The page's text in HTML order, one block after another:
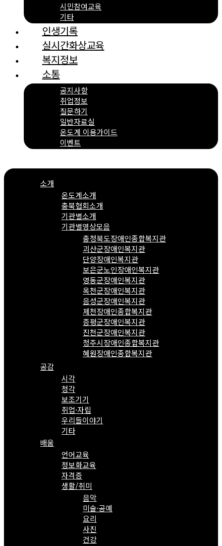
시민참여교육
기타
인생기록
실시간화상교육
복지정보
소통
공지사항
취업정보
질문하기
일반자료실
온도계 이용가이드
이벤트
소개
온도계소개
충북협회소개
기관별소개
기관별영상모음
충청북도장애인종합복지관
괴산군장애인복지관
단양장애인복지관
보은군노인장애인복지관
영동군장애인복지관
옥천군장애인복지관
음성군장애인복지관
제천장애인종합복지관
증평군장애인복지관
진천군장애인복지관
청주시장애인종합복지관
혜원장애인종합복지관
공감
시각
청각
보조기기
취업·자립
우리들이야기
기타
배움
언어교육
정보화교육
자격증
생활/취미
음악
미술·공예
요리
사진
건강